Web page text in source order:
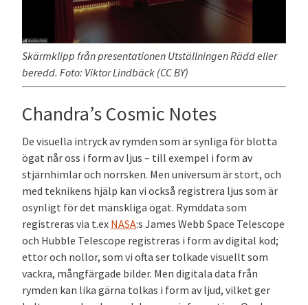
Skärmklipp från presentationen Utställningen Rädd eller
beredd. Foto: Viktor Lindbäck (CC BY)
Chandra’s Cosmic Notes
De visuella intryck av rymden som är synliga för blotta
ögat når oss i form av ljus – till exempel i form av
stjärnhimlar och norrsken. Men universum är stort, och
med teknikens hjälp kan vi också registrera ljus som är
osynligt för det mänskliga ögat. Rymddata som
registreras via t.ex NASA:s James Webb Space Telescope
och Hubble Telescope registreras i form av digital kod;
ettor och nollor, som vi ofta ser tolkade visuellt som
vackra, mångfärgade bilder. Men digitala data från
rymden kan lika gärna tolkas i form av ljud, vilket ger